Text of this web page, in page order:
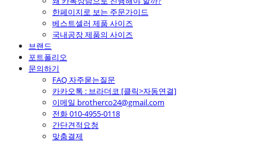
한페이지로 보는 주문가이드
베스트셀러 제품 사이즈
국내공장 제품의 사이즈
브랜드
포트폴리오
문의하기
FAQ 자주묻는질문
카카오톡 : 브라더코 [클릭>자동연결]
이메일 brotherco24@gmail.com
전화 010-4955-0118
간단견적요청
맞춤결제